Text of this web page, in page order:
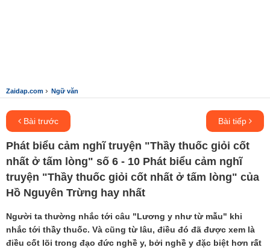
Zaidap.com › Ngữ văn
Bài trước Bài tiếp
Phát biểu cảm nghĩ truyện "Thầy thuốc giỏi cốt
nhất ở tấm lòng" số 6 - 10 Phát biểu cảm nghĩ
truyện "Thầy thuốc giỏi cốt nhất ở tấm lòng" của
Hồ Nguyên Trừng hay nhất
Người ta thường nhắc tới câu "Lương y như từ mẫu" khi
nhắc tới thầy thuốc. Và cũng từ lâu, điều đó đã được xem là
điều cốt lõi trong đạo đức nghề y, bởi nghề y đặc biệt hơn rất